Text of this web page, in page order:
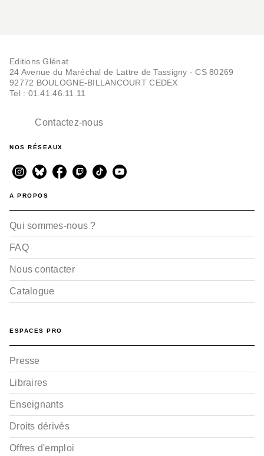
Editions Glénat
24 Avenue du Maréchal de Lattre de Tassigny - CS 80269
92772 BOULOGNE-BILLANCOURT CEDEX
Tel : 01.41.46.11.11
Contactez-nous
NOS RÉSEAUX
A PROPOS
Qui sommes-nous ?
FAQ
Nous contacter
Catalogue
ESPACES PRO
Presse
Libraires
Enseignants
Droits dérivés
Offres d'emploi